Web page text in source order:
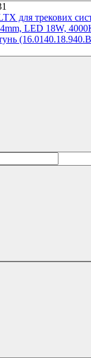
LTX для трекових
LED 18W,